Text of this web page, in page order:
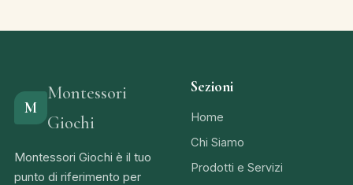
M
Montessori
Giochi
Montessori Giochi è il tuo
punto di riferimento per
Sezioni
Home
Chi Siamo
Prodotti e Servizi